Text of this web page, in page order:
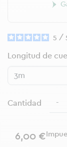
5 /
Longitud de
Cantidad -
6,00 €